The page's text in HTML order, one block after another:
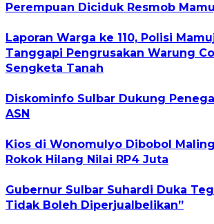
Perempuan Diciduk Resmob
Laporan Warga ke 110, Polisi
Tanggapi Pengrusakan Warung
Sengketa Tanah
Diskominfo Sulbar Dukung
ASN
Kios di Wonomulyo Dibobol
Rokok Hilang Nilai RP4 Juta
Gubernur Sulbar Suhardi Duka
Tidak Boleh Diperjualbelikan”